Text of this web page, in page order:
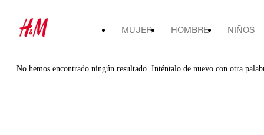
MUJER HOMBRE NIÑOS
No hemos encontrado ningún resultado. Inténtalo de nuevo con otra